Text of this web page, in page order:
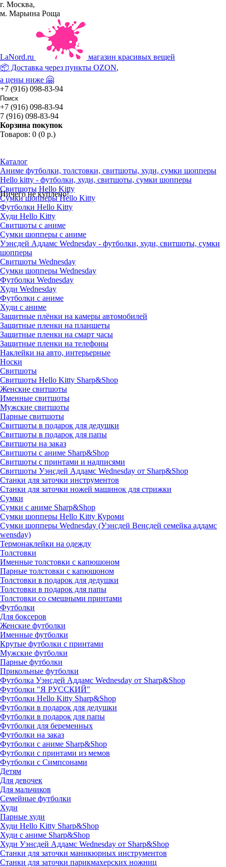
г. Москва,
м. Марьина Роща
LaNord.ru
магазин красивых вещей
📦 Доставка через пункты OZON,
а цены ниже 🤗
+7 (916) 098-83-94
+7 (916) 098-83-94
7 (916) 098-83-94
Корзина покупок
Товаров: 0 (0 р.)
Ничего не куплено!
Каталог
Аниме футболки, толстовки, свитшоты, худи, сумки шопперы
Hello kitty - футболки, худи, свитшоты, сумки шопперы
Свитшоты Hello Kitty
Сумки шопперы Hello Kitty
Футболки Hello Kitty
Худи Hello Kitty
Свитшоты с аниме
Сумки шопперы с аниме
Уэнсдей Аддамс Wednesday - футболки, худи, свитшоты, сумки
шопперы
Свитшоты Wednesday
Сумки шопперы Wednesday
Футболки Wednesday
Худи Wednesday
Футболки с аниме
Худи с аниме
Защитные плёнки на камеры автомобилей
Защитные пленки на планшеты
Защитные пленки на смарт часы
Защитные пленки на телефоны
Наклейки на авто, интерьерные
Носки
Свитшоты
Cвитшоты Hello Kitty Sharp&Shop
Женские свитшоты
Именные свитшоты
Мужские свитшоты
Парные свитшоты
Свитшоты в подарок для дедушки
Свитшоты в подарок для папы
Свитшоты на заказ
Свитшоты с аниме Sharp&Shop
Свитшоты с принтами и надписями
Свитшоты Уэнсдей Аддамс Wednesday от Sharp&Shop
Станки для заточки инструментов
Станки для заточки ножей машинок для стрижки
Сумки
Сумки с аниме Sharp&Shop
Сумки шопперы Hello Kitty Куроми
Сумки шопперы Wednesday (Уэнсдей Венсдей семейка аддамс
wensday)
Термонаклейки на одежду
Толстовки
Именные толстовки с капюшоном
Парные толстовки с капюшоном
Толстовки в подарок для дедушки
Толстовки в подарок для папы
Толстовки со смешными принтами
Футболки
Для боксеров
Женские футболки
Именные футболки
Крутые футболки с принтами
Мужские футболки
Парные футболки
Прикольные футболки
Футболка Уэнсдей Аддамс Wednesday от Sharp&Shop
Футболки "Я РУССКИЙ"
Футболки Hello Kitty Sharp&Shop
Футболки в подарок для дедушки
Футболки в подарок для папы
Футболки для беременных
Футболки на заказ
Футболки с аниме Sharp&Shop
Футболки с принтами из мемов
Футболки с Симпсонами
Детям
Для девочек
Для мальчиков
Семейные футболки
Худи
Парные худи
Худи Hello Kitty Sharp&Shop
Худи с аниме Sharp&Shop
Худи Уэнсдей Аддамс Wednesday от Sharp&Shop
Станки для заточки маникюрных инструментов
Станки для заточки парикмахерских ножниц